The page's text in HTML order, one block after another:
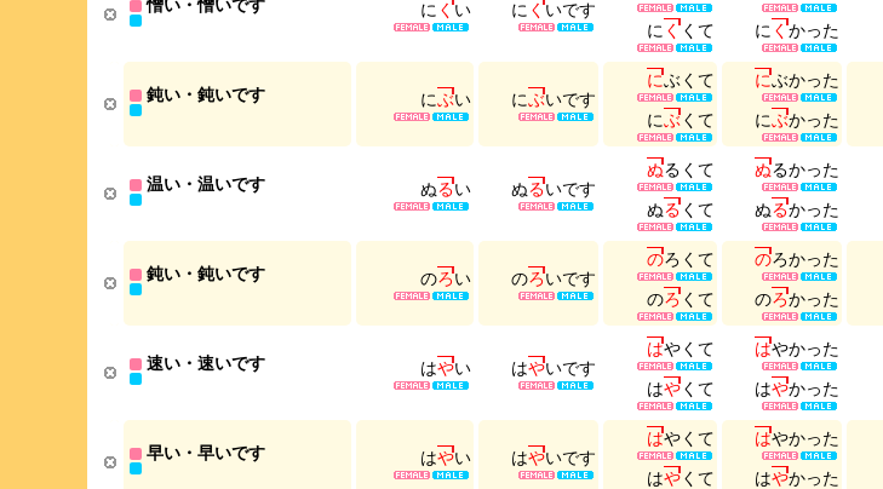
憎い・憎いです に くい に くいです
に くく て に くかった
鈍い・鈍いです にぶい にぶいです
にぶ く て
にぶく て
にぶかった
にぶかった
温い・温いです ぬるい ぬるいです
ぬる く て
ぬるく て
ぬるかった
ぬるかった
鈍い・鈍いです のろい のろいです
のろ く て
のろく て
のろかった
のろかった
速い・速いです はやい はやいです
はやく て
はやく て
はやかった
はやかった
早い・早いです はやい はやいです
はやく て
はやく て
はやかった
はやかった